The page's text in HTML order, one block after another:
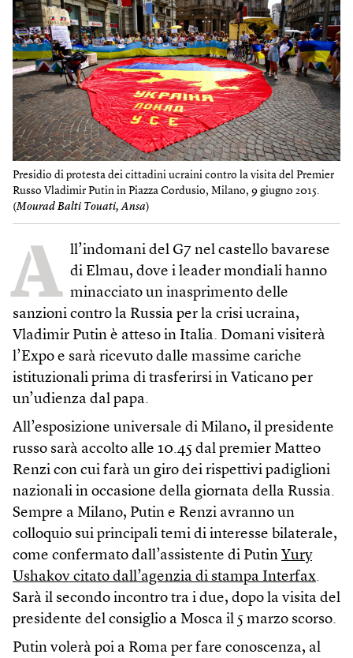
Presidio di protesta dei cittadini ucraini contro la visita del Premier
Russo Vladimir Putin in Piazza Cordusio, Milano, 9 giugno 2015.
(Mourad Balti Touati, Ansa)
A ll’indomani del G7 nel castello bavarese
di Elmau, dove i leader mondiali hanno
minacciato un inasprimento delle
sanzioni contro la Russia per la crisi ucraina,
Vladimir Putin è atteso in Italia. Domani visiterà
l’Expo e sarà ricevuto dalle massime cariche
istituzionali prima di trasferirsi in Vaticano per
un’udienza dal papa.
All’esposizione universale di Milano, il presidente
russo sarà accolto alle 10.45 dal premier Matteo
Renzi con cui farà un giro dei rispettivi padiglioni
nazionali in occasione della giornata della Russia.
Sempre a Milano, Putin e Renzi avranno un
colloquio sui principali temi di interesse bilaterale,
come confermato dall’assistente di Putin Yury
Ushakov citato dall’agenzia di stampa Interfax.
Sarà il secondo incontro tra i due, dopo la visita del
presidente del consiglio a Mosca il 5 marzo scorso.
Putin volerà poi a Roma per fare conoscenza, al